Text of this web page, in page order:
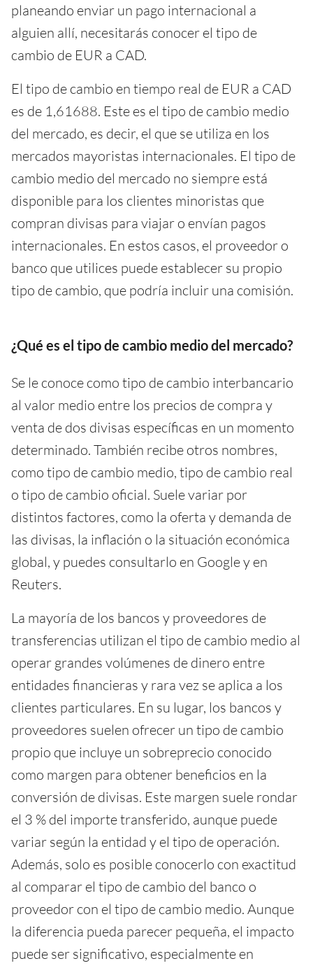
planeando enviar un pago internacional a
alguien allí, necesitarás conocer el tipo de
cambio de EUR a CAD.
El tipo de cambio en tiempo real de EUR a CAD
es de 1,61688. Este es el tipo de cambio medio
del mercado, es decir, el que se utiliza en los
mercados mayoristas internacionales. El tipo de
cambio medio del mercado no siempre está
disponible para los clientes minoristas que
compran divisas para viajar o envían pagos
internacionales. En estos casos, el proveedor o
banco que utilices puede establecer su propio
tipo de cambio, que podría incluir una comisión.
¿Qué es el tipo de cambio medio del mercado?
Se le conoce como tipo de cambio interbancario
al valor medio entre los precios de compra y
venta de dos divisas específicas en un momento
determinado. También recibe otros nombres,
como tipo de cambio medio, tipo de cambio real
o tipo de cambio oficial. Suele variar por
distintos factores, como la oferta y demanda de
las divisas, la inflación o la situación económica
global, y puedes consultarlo en Google y en
Reuters.
La mayoría de los bancos y proveedores de
transferencias utilizan el tipo de cambio medio al
operar grandes volúmenes de dinero entre
entidades financieras y rara vez se aplica a los
clientes particulares. En su lugar, los bancos y
proveedores suelen ofrecer un tipo de cambio
propio que incluye un sobreprecio conocido
como margen para obtener beneficios en la
conversión de divisas. Este margen suele rondar
el 3 % del importe transferido, aunque puede
variar según la entidad y el tipo de operación.
Además, solo es posible conocerlo con exactitud
al comparar el tipo de cambio del banco o
proveedor con el tipo de cambio medio. Aunque
la diferencia pueda parecer pequeña, el impacto
puede ser significativo, especialmente en